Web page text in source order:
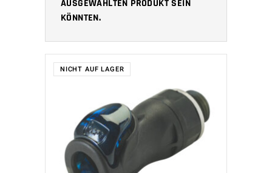
AUSGEWÄHLTEN PRODUKT SEIN
KÖNNTEN.
NICHT AUF LAGER
WEITERLESEN